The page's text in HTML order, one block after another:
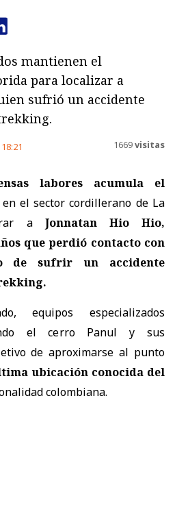
mantienen el
para localizar a
sufrió un accidente
18:21 1669visitas
labores acumula el
en el sector cordillerano de La
a Jonnatan Hio Hio,
que perdió contacto con
de sufrir un accidente
equipos especializados
el cerro Panul y sus
de aproximarse al punto
ubicación conocida del
colombiana.